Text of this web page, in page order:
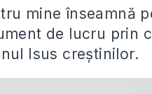
mine înseamnă
de lucru prin
Isus creștinilor.